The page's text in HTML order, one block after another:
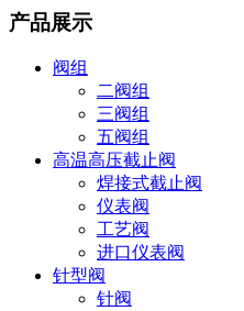
产品展示
阀组
二阀组
三阀组
五阀组
高温高压截止阀
焊接式截止阀
仪表阀
工艺阀
进口仪表阀
针型阀
针阀